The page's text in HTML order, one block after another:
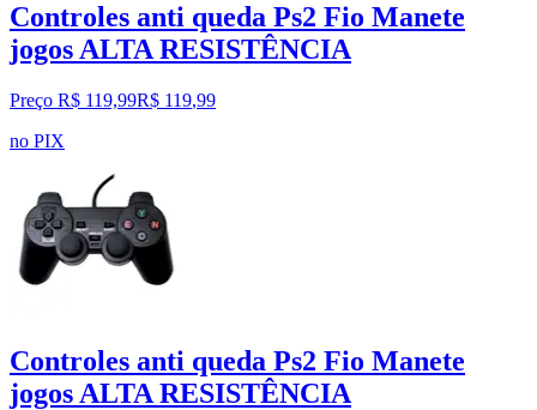
Controles anti queda Ps2 Fio Manete
jogos ALTA RESISTÊNCIA
Preço R$ 119,99R$ 119,99
no PIX
Controles anti queda Ps2 Fio Manete
jogos ALTA RESISTÊNCIA